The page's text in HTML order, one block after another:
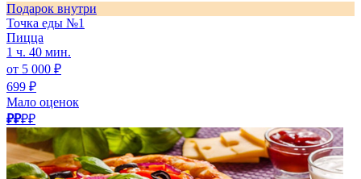
Подарок внутри
Точка еды №1
Пицца
1 ч. 40 мин.
от 5 000 ₽
699 ₽
Мало оценок
₽₽₽₽